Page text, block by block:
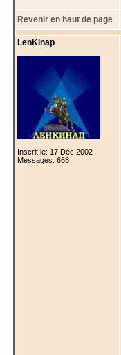
Revenir en haut de page
LenKinap
Inscrit le: 17 Déc 2002
Messages: 668